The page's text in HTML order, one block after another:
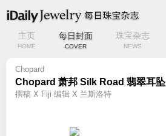
主页
HOME
每日封面
COVER
珠宝杂志
NEWS
Chopard
Chopard 萧邦 Silk Road 翡翠耳坠
撰稿 X Fiji 编辑 X 兰斯洛特